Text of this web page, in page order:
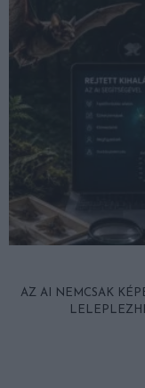
AZ AI NEMCSAK